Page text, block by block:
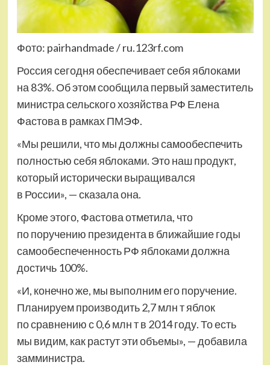
Фото: pairhandmade / ru.123rf.com
Россия сегодня обеспечивает себя яблоками
на 83%. Об этом сообщила первый заместитель
министра сельского хозяйства РФ Елена
Фастова в рамках ПМЭФ.
«Мы решили, что мы должны самообеспечить
полностью себя яблоками. Это наш продукт,
который исторически выращивался
в России», — сказала она.
Кроме этого, Фастова отметила, что
по поручению президента в ближайшие годы
самообеспеченность РФ яблоками должна
достичь 100%.
«И, конечно же, мы выполним его поручение.
Планируем производить 2,7 млн т яблок
по сравнению с 0,6 млн т в 2014 году. То есть
мы видим, как растут эти объемы», — добавила
замминистра.